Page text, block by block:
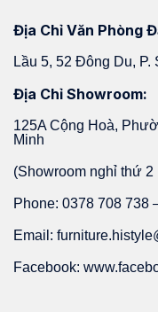
Địa Chỉ Văn Phòng
Lầu 5, 52 Đông Du, P.
Địa Chỉ Showroom:
125A Cộng Hoà,
Minh
(Showroom nghỉ thứ 2
Phone: 0378 708 738
Email:
Facebook: